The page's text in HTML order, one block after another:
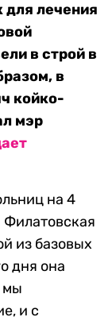
лечения
в строй в
в
койко-
мэр
на 4
Филатовская
из базовых
дня она
мы
и с